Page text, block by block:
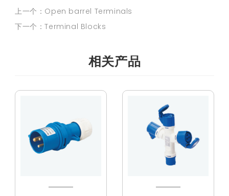
上一个：Open barrel Terminals
下一个：Terminal Blocks
相关产品